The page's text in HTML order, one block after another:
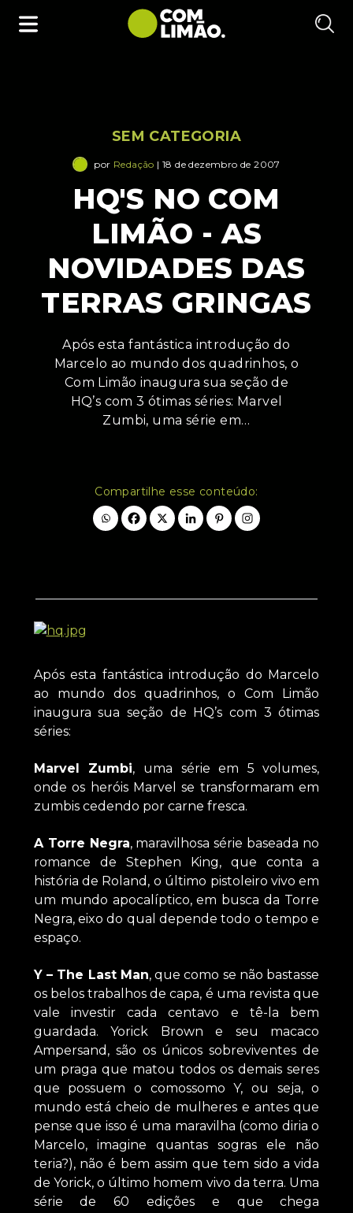
SEM CATEGORIA
por Redação | 18 de dezembro de 2007
HQ'S NO COM
LIMÃO - AS
NOVIDADES DAS
TERRAS GRINGAS
Após esta fantástica introdução do
Marcelo ao mundo dos quadrinhos, o
Com Limão inaugura sua seção de
HQ’s com 3 ótimas séries: Marvel
Zumbi, uma série em…
Compartilhe esse conteúdo:
Após esta fantástica introdução do Marcelo
ao mundo dos quadrinhos, o Com Limão
inaugura sua seção de HQ’s com 3 ótimas
séries:
Marvel Zumbi, uma série em 5 volumes,
onde os heróis Marvel se transformaram em
zumbis cedendo por carne fresca.
A Torre Negra, maravilhosa série baseada no
romance de Stephen King, que conta a
história de Roland, o último pistoleiro vivo em
um mundo apocalíptico, em busca da Torre
Negra, eixo do qual depende todo o tempo e
espaço.
Y – The Last Man, que como se não bastasse
os belos trabalhos de capa, é uma revista que
vale investir cada centavo e tê-la bem
guardada. Yorick Brown e seu macaco
Ampersand, são os únicos sobreviventes de
um praga que matou todos os demais seres
que possuem o comossomo Y, ou seja, o
mundo está cheio de mulheres e antes que
pense que isso é uma maravilha (como diria o
Marcelo, imagine quantas sogras ele não
teria?), não é bem assim que tem sido a vida
de Yorick, o último homem vivo da terra. Uma
série de 60 edições e que chega